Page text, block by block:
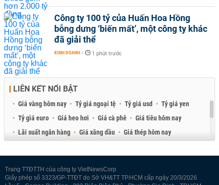
Công ty 100 tỷ của Huấn Hoa Hồng
bỗng dưng ‘biến mất’, một công ty khác
đã giải thể
KINH DOANH - 1 phút trước
LIÊN KẾT NỔI BẬT
Giá vàng hôm nay Tỷ giá ngoại tệ Tỷ giá usd
Tỷ giá yen
Tỷ giá euro
Giá heo hơi Giá cà phê
Giá tiêu hôm nay
Lãi suất ngân hàng
Giá xăng dầu
Giá thép hôm nay
Trang TTĐTTH của công ty VietNewsCorp
Giấy phép số 3323/GP-TTĐT do Sở VH&TT TP.HCM cấp ngày 20/3/2026